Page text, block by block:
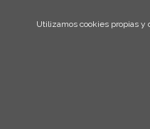
Utilizamos cookies propias y